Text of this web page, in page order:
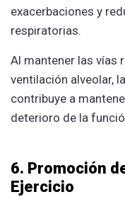
exacerbaciones y
respiratorias.
Al mantener las vías
ventilación alveolar,
contribuye a
deterioro de la
6. Promoción
Ejercicio